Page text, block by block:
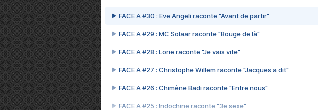
FACE A #30 : Eve Angeli raconte "Avant de partir"
FACE A #29 : MC Solaar raconte "Bouge de là"
FACE A #28 : Lorie raconte "Je vais vite"
FACE A #27 : Christophe Willem raconte "Jacques a dit"
FACE A #26 : Chimène Badi raconte "Entre nous"
FACE A #25 : Indochine raconte "3e sexe"